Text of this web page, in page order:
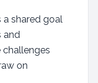
shared goal
and
on